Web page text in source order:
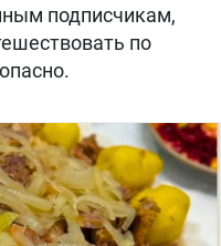
подписчикам,
по